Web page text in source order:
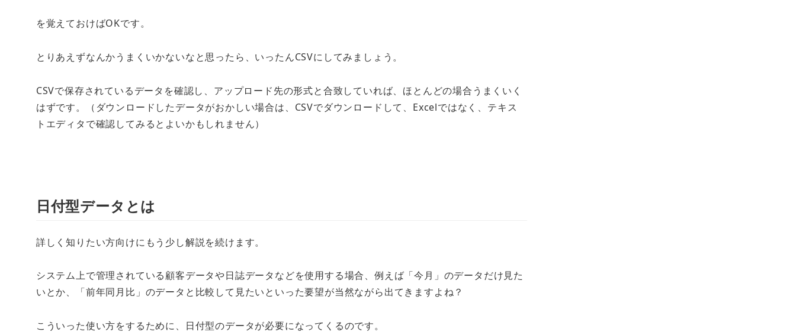
を覚えておけばOKです。
とりあえずなんかうまくいかないなと思ったら、いったんCSVにしてみましょう。
CSVで保存されているデータを確認し、アップロード先の形式と合致していれば、ほとんどの場合うまくいく
はずです。（ダウンロードしたデータがおかしい場合は、CSVでダウンロードして、Excelではなく、テキス
トエディタで確認してみるとよいかもしれません）
日付型データとは
詳しく知りたい方向けにもう少し解説を続けます。
システム上で管理されている顧客データや日誌データなどを使用する場合、例えば「今月」のデータだけ見た
いとか、「前年同月比」のデータと比較して見たいといった要望が当然ながら出てきますよね？
こういった使い方をするために、日付型のデータが必要になってくるのです。